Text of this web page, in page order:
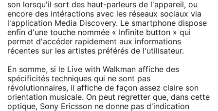
son lorsqu'il sort des haut-parleurs de l'appareil, ou
encore des intéractions avec les réseaux sociaux via
l'application Media Discovery. Le smartphone dispose
enfin d'une touche nommée « Infinite button » qui
permet d'accéder rapidement aux informations
récentes sur les artistes préférés de l'utilisateur.
En somme, si le Live with Walkman affiche des
spécificités techniques qui ne sont pas
révolutionnaires, il affiche de façon assez claire son
orientation musicale. On peut regretter que, dans cette
optique, Sony Ericsson ne donne pas d'indication